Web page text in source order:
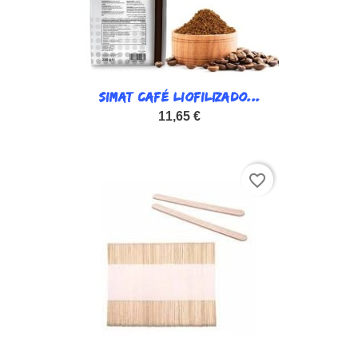
SIMAT CAFÉ LIOFILIZADO...
11,65 €
favorite_border